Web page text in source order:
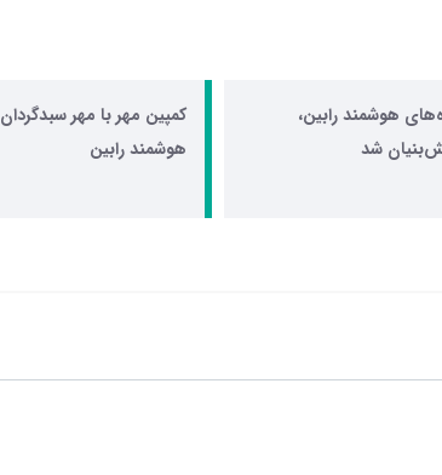
هوشمند رابین،
شد
کمپین مهر با مهر سبدگردان
هوشمند رابین